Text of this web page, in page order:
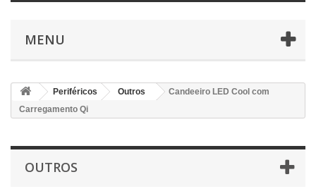
MENU
Periféricos Outros
Candeeiro LED Cool com
Carregamento Qi
OUTROS